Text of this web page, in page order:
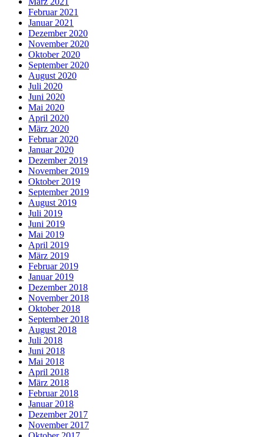
Februar 2021
Januar 2021
Dezember 2020
November 2020
Oktober 2020
September 2020
August 2020
Juli 2020
Juni 2020
Mai 2020
April 2020
März 2020
Februar 2020
Januar 2020
Dezember 2019
November 2019
Oktober 2019
September 2019
August 2019
Juli 2019
Juni 2019
Mai 2019
April 2019
März 2019
Februar 2019
Januar 2019
Dezember 2018
November 2018
Oktober 2018
September 2018
August 2018
Juli 2018
Juni 2018
Mai 2018
April 2018
März 2018
Februar 2018
Januar 2018
Dezember 2017
November 2017